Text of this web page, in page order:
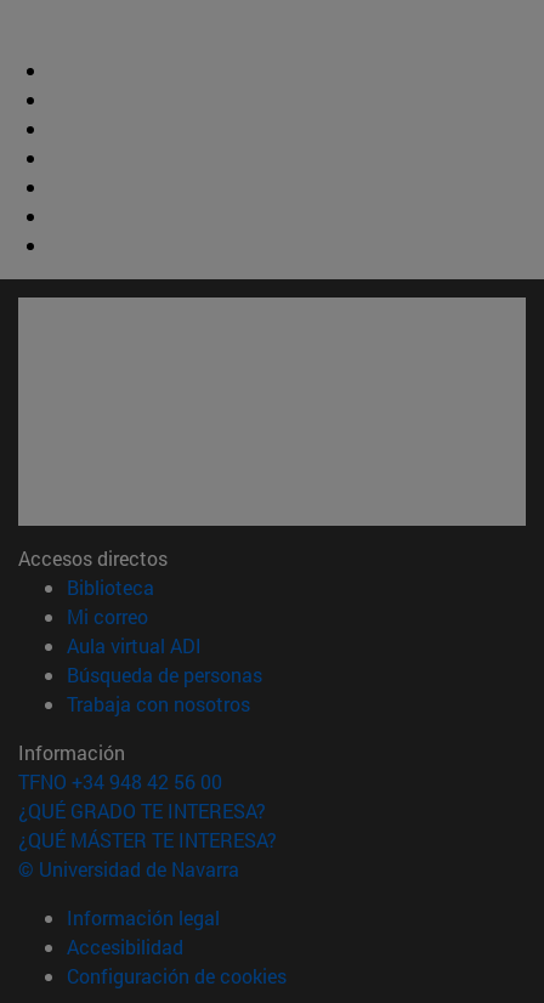
Accesos directos
Biblioteca
Mi correo(abre en nueva ventana)
Aula virtual ADI
Búsqueda de personas(abre en nueva ventana)
Trabaja con nosotros(abre en nueva ventana)
Información
TFNO +34 948 42 56 00
¿QUÉ GRADO TE INTERESA?
¿QUÉ MÁSTER TE INTERESA?
© Universidad de Navarra
Información legal
Accesibilidad
Configuración de cookies